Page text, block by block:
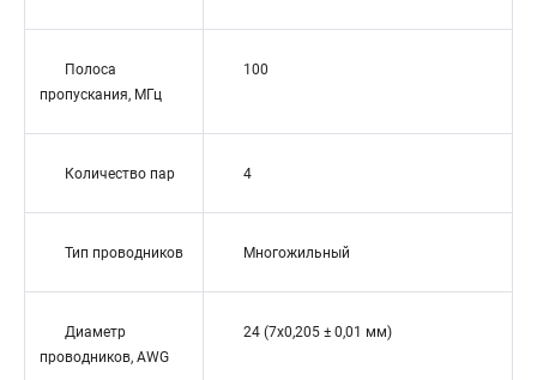
Полоса
пропускания, МГц
100
Количество пар 4
Тип проводников Многожильный
Диаметр
проводников, AWG
24 (7x0,205 ± 0,01 мм)